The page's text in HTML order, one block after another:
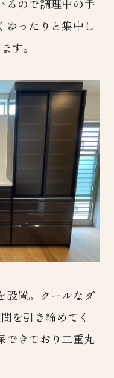
るので調理中の手
ゆったりと集中し
す。
設置。クールなダ
を引き締めてく
できており二重丸